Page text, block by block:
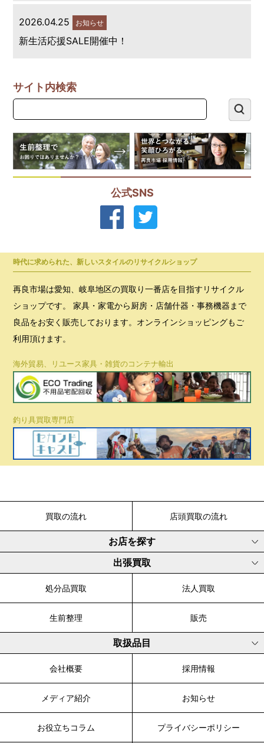
2026.04.25 お知らせ
新生活応援SALE開催中！
サイト内検索
公式SNS
時代に求められた、新しいスタイルのリサイクルショップ
再良市場は愛知、岐阜地区の買取り一番店を目指すリサイクル
ショップです。 家具・家電から厨房・店舗什器・事務機器まで
良品をお安く販売しております。オンラインショッピングもご
利用頂けます。
海外貿易、リユース家具・雑貨のコンテナ輸出
釣り具買取専門店
買取の流れ 店頭買取の流れ
お店を探す
出張買取
処分品買取 法人買取
生前整理 販売
取扱品目
会社概要 採用情報
メディア紹介 お知らせ
お役立ちコラム プライバシーポリシー